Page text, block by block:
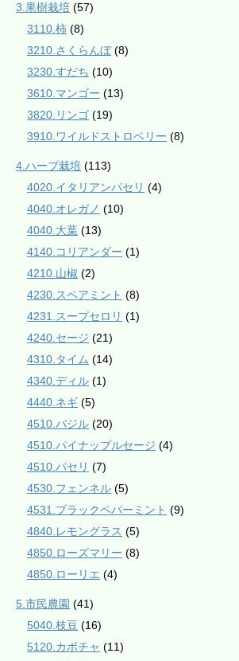
3.果樹栽培 (57)
3110.柿 (8)
3210.さくらんぼ(8)
3230.すだち (10)
3610.マンゴー (13)
3820.リンゴ (19)
3910.ワイルドストロベリー (8)
4.ハーブ栽培 (113)
4020.イタリアンパセリ (4)
4040.オレガノ (10)
4040.大葉 (13)
4140.コリアンダー (1)
4210.山椒 (2)
4230.スペアミント (8)
4231.スープセロリ (1)
4240.セージ (21)
4310.タイム (14)
4340.ディル (1)
4440.ネギ (5)
4510.バジル (20)
4510.パイナップルセージ (4)
4510.パセリ (7)
4530.フェンネル (5)
4531.ブラックペパーミント (9)
4840.レモングラス (5)
4850.ローズマリー (8)
4850.ローリエ (4)
5.市民農園 (41)
5040.枝豆 (16)
5120.カボチャ (11)